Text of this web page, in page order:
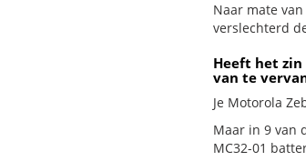
Naar mate
verslechterd
Heeft het zin
van te
Je Motorola
Maar in 9 van
MC32-01